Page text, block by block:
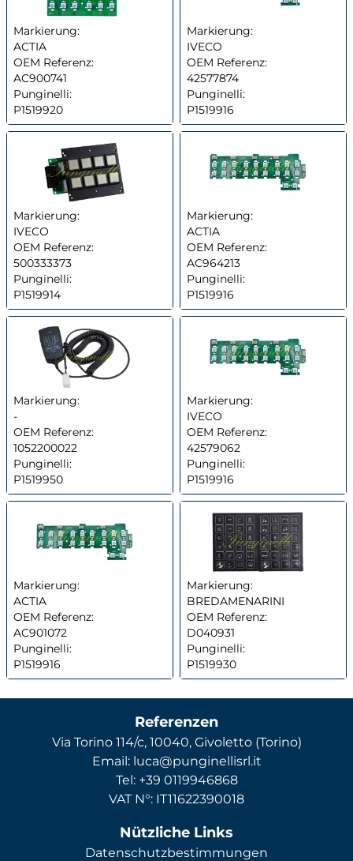
Markierung:
ACTIA
OEM Referenz:
AC900741
Punginelli:
P1519920
Markierung:
IVECO
OEM Referenz:
42577874
Punginelli:
P1519916
Markierung:
IVECO
OEM Referenz:
500333373
Punginelli:
P1519914
Markierung:
ACTIA
OEM Referenz:
AC964213
Punginelli:
P1519916
Markierung:
-
OEM Referenz:
1052200022
Punginelli:
P1519950
Markierung:
IVECO
OEM Referenz:
42579062
Punginelli:
P1519916
Markierung:
ACTIA
OEM Referenz:
AC901072
Punginelli:
P1519916
Markierung:
BREDAMENARINI
OEM Referenz:
D040931
Punginelli:
P1519930
Referenzen
Via Torino 114/c, 10040, Givoletto (Torino)
Email: luca@punginellisrl.it
Tel: +39 0119946868
VAT N°: IT11622390018
Nützliche Links
Datenschutzbestimmungen